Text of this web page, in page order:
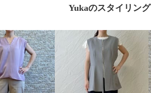
Yukaのスタイリング